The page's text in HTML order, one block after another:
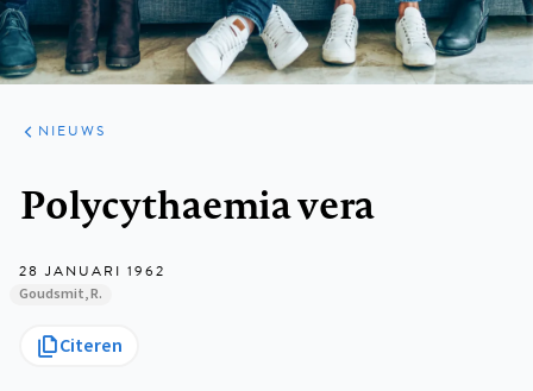
ARTIKELEN
HET
KORT
NIEUWS
Polycythaemia vera
28 JANUARI 1962
Goudsmit, R.
Citeren